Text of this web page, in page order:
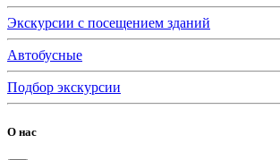
Экскурсии с посещением зданий
Автобусные
Подбор экскурсии
О нас